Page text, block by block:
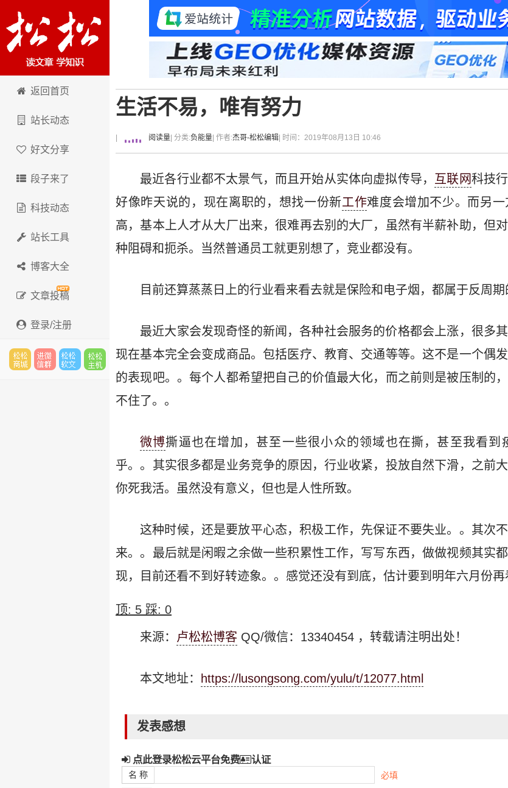
卢松松博客
返回首页
站长动态
好文分享
段子来了
科技动态
站长工具
博客大全
文章投稿
登录/注册
生活不易，唯有努力
阅读量 | 分类:负能量 | 作者:杰哥-松松编辑 | 时间：2019年08月13日 10:46
最近各行业都不太景气，而且开始从实体向虚拟传导， 互联网科技
好像昨天说的，现在离职的，想找一份新工作难度会增加不少。而另
高，基本上人才从大厂出来，很难再去别的大厂，虽然有半薪补助，但
种阻碍和扼杀。当然普通员工就更别想了，竞业都没有。
目前还算蒸蒸日上的行业看来看去就是保险和电子烟，都属于反周期
最近大家会发现奇怪的新闻，各种社会服务的价格都会上涨，很多
现在基本完全会变成商品。包括医疗、教育、交通等等。这不是一个偶
的表现吧。。每个人都希望把自己的价值最大化，而之前则是被压制的
不住了。。
微博撕逼也在增加，甚至一些很小众的领域也在撕，甚至我看到
乎。。其实很多都是业务竞争的原因，行业收紧，投放自然下滑，之前
你死我活。虽然没有意义，但也是人性所致。
这种时候，还是要放平心态，积极工作，先保证不要失业。。其次
来。。最后就是闲暇之余做一些积累性工作，写写东西，做做视频其实
现，目前还看不到好转迹象。。感觉还没有到底，估计要到明年六月份
顶: 5 踩: 0
来源： 卢松松博客 QQ/微信：13340454 ，转载请注明出处！
本文地址： https://lusongsong.com/yulu/t/12077.html
发表感想
点此登录松松云平台免费 认证
名 称 必填